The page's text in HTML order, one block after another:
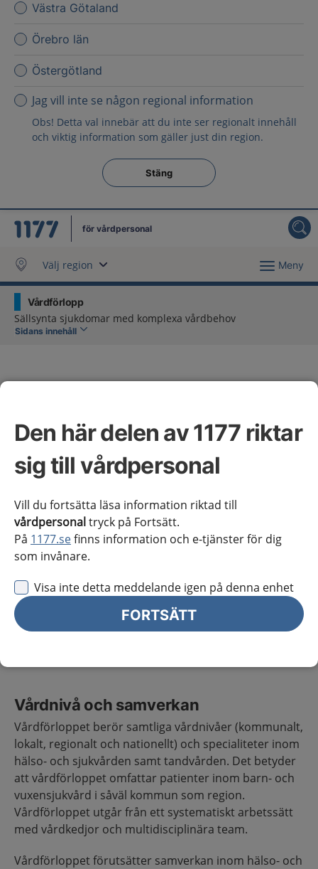
Den här delen av 1177 riktar
sig till vårdpersonal
Vill du fortsätta läsa information riktad till
vårdpersonaltryck på Fortsätt.
På 1177.sefinns information och e-tjänster för dig
som invånare.
Visa inte detta meddelande igen på denna enhet
FORTSÄTT
Västra Götaland
Örebro län
Östergötland
Jag vill inte se någon regional information
Obs! Detta val innebär att du inte ser regionalt innehåll
och viktig information som gäller just din region.
Stäng regionsväljaren
Stäng
för vårdpersonal
Välj region Meny
Vårdförlopp
Sällsynta sjukdomar med komplexa vårdbehov
Sidans innehåll
Sällsynta sjukdomar med
komplexa vårdbehov
Omfattning av kunskapsstödet
sällsynt sjukdom med komplext vårdbehov hos såväl
barn som vuxna och avslutas om det komplexa
vårdbehovet inte längre föreligger. En fullständig
Vårdnivå och samverkan
Vårdförloppet berör samtliga vårdnivåer (kommunalt,
lokalt, regionalt och nationellt) och specialiteter inom
hälso- och sjukvården samt tandvården. Det betyder
att vårdförloppet omfattar patienter inom barn- och
vuxensjukvård i såväl kommun som region.
Vårdförloppet utgår från ett systematiskt arbetssätt
med vårdkedjor och multidisciplinära team.
Vårdförloppet förutsätter samverkan inom hälso- och